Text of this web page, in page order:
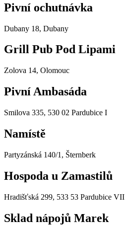
Pivní ochutnávka
Dubany 18, Dubany
Grill Pub Pod Lipami
Zolova 14, Olomouc
Pivní Ambasáda
Smilova 335, 530 02 Pardubice I
Namístě
Partyzánská 140/1, Šternberk
Hospoda u Zamastilů
Hradišťská 299, 533 53 Pardubice VII
Sklad nápojů Marek